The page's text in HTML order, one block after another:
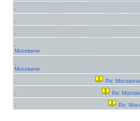
Москвичи
Москвичи
Re:
Re:
Re: